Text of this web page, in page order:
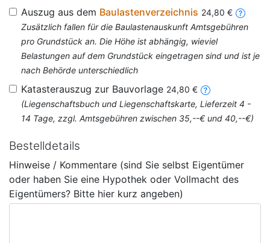
Auszug aus dem Baulastenverzeichnis 24,80 €
Zusätzlich fallen für die Baulastenauskunft Amtsgebühren
pro Grundstück an. Die Höhe ist abhängig, wieviel
Belastungen auf dem Grundstück eingetragen sind und ist je
nach Behörde unterschiedlich
Katasterauszug zur Bauvorlage 24,80 €
(Liegenschaftsbuch und Liegenschaftskarte, Lieferzeit 4 -
14 Tage, zzgl. Amtsgebühren zwischen 35,--€ und 40,--€)
Bestelldetails
Hinweise / Kommentare (sind Sie selbst Eigentümer
oder haben Sie eine Hypothek oder Vollmacht des
Eigentümers? Bitte hier kurz angeben)